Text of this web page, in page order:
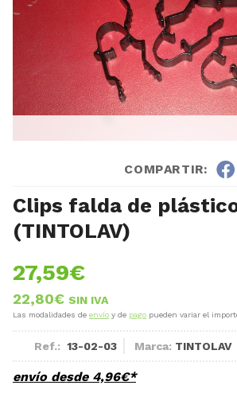
COMPARTIR:
Clips falda de
(TINTOLAV)
27,59€
22,80€ SIN IVA
Las modalidades de envío y de pago pueden variar el
Ref.: 13-02-03 Marca: TINTOLAV
envío desde 4,96€*